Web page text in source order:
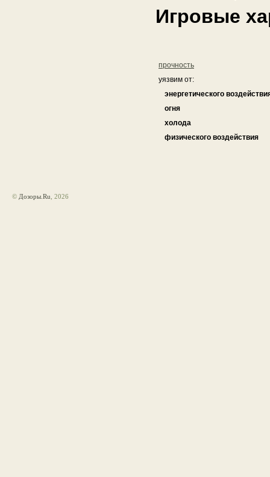
Игровые
прочность
уязвим от:
энергетического
огня
холода
физического воздействия
© Дозоры.Ru , 2026